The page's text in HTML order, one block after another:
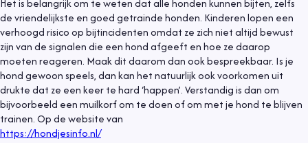
Het is belangrijk om te weten dat alle honden kunnen bijten, zelfs
de vriendelijkste en goed getrainde honden. Kinderen lopen een
verhoogd risico op bijtincidenten omdat ze zich niet altijd bewust
zijn van de signalen die een hond afgeeft en hoe ze daarop
moeten reageren. Maak dit daarom dan ook bespreekbaar. Is je
hond gewoon speels, dan kan het natuurlijk ook voorkomen uit
drukte dat ze een keer te hard ‘happen’. Verstandig is dan om
bijvoorbeeld een muilkorf om te doen of om met je hond te blijven
trainen. Op de website van
https://hondjesinfo.nl/